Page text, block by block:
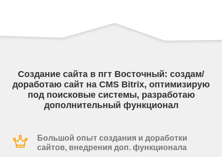
Создание сайта в пгт Восточный: создам/
доработаю сайт на CMS Bitrix, оптимизирую
под поисковые системы, разработаю
дополнительный функционал
Большой опыт создания и доработки
сайтов, внедрения доп. функционала